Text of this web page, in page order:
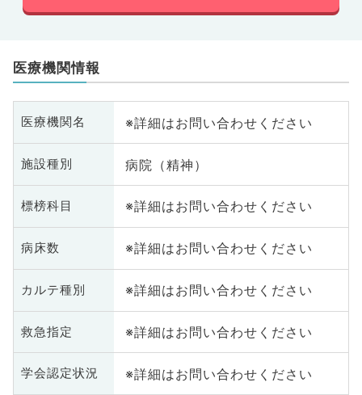
医療機関情報
医療機関名 ※詳細はお問い合わせください
施設種別 病院（精神）
標榜科目 ※詳細はお問い合わせください
病床数 ※詳細はお問い合わせください
カルテ種別 ※詳細はお問い合わせください
救急指定 ※詳細はお問い合わせください
学会認定状況 ※詳細はお問い合わせください